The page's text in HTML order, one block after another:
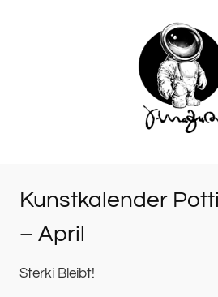
Kunstkalender
– April
Sterki Bleibt!